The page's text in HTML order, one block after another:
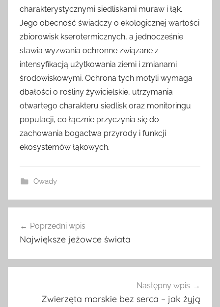
charakterystycznymi siedliskami muraw i łąk.
Jego obecność świadczy o ekologicznej wartości
zbiorowisk kserotermicznych, a jednocześnie
stawia wyzwania ochronne związane z
intensyfikacją użytkowania ziemi i zmianami
środowiskowymi. Ochrona tych motyli wymaga
dbałości o rośliny żywicielskie, utrzymania
otwartego charakteru siedlisk oraz monitoringu
populacji, co łącznie przyczynia się do
zachowania bogactwa przyrody i funkcji
ekosystemów łąkowych.
Owady
wpisu
Poprzedni wpis
Największe jeżowce świata
Następny wpis
Zwierzęta morskie bez serca – jak żyją